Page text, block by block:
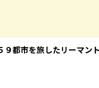
都市を旅したリーマン